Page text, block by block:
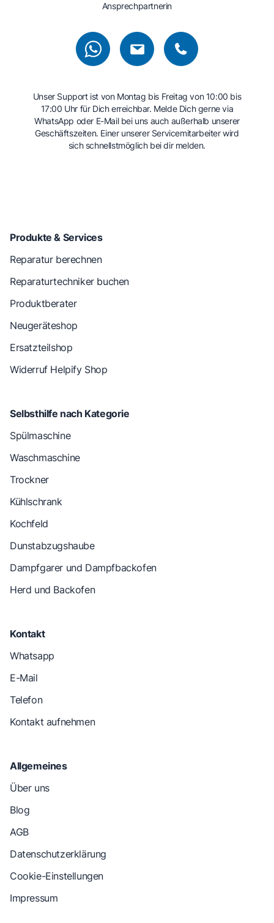
Ansprechpartnerin
Unser Support ist von Montag bis Freitag von 10:00 bis
17:00 Uhr für Dich erreichbar. Melde Dich gerne via
WhatsApp oder E-Mail bei uns auch außerhalb unserer
Geschäftszeiten. Einer unserer Servicemitarbeiter wird
sich schnellstmöglich bei dir melden.
Produkte & Services
Reparatur berechnen
Reparaturtechniker buchen
Produktberater
Neugeräteshop
Ersatzteilshop
Widerruf Helpify Shop
Selbsthilfe nach Kategorie
Spülmaschine
Waschmaschine
Trockner
Kühlschrank
Kochfeld
Dunstabzugshaube
Dampfgarer und Dampfbackofen
Herd und Backofen
Kontakt
Whatsapp
E-Mail
Telefon
Kontakt aufnehmen
Allgemeines
Über uns
Blog
AGB
Datenschutzerklärung
Cookie-Einstellungen
Impressum